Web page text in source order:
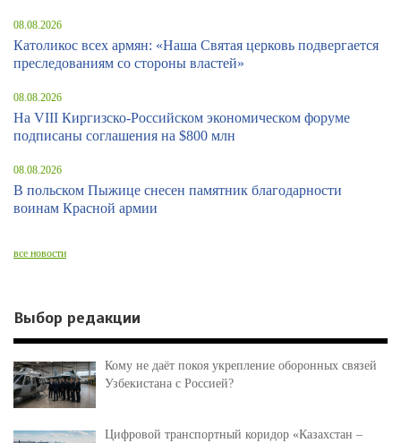
08.08.2026
Католикос всех армян: «Наша Святая церковь подвергается
преследованиям со стороны властей»
08.08.2026
На VIII Киргизско-Российском экономическом форуме
подписаны соглашения на $800 млн
08.08.2026
В польском Пыжице снесен памятник благодарности
воинам Красной армии
все новости
Выбор редакции
Кому не даёт покоя укрепление оборонных связей
Узбекистана с Россией?
Цифровой транспортный коридор «Казахстан –